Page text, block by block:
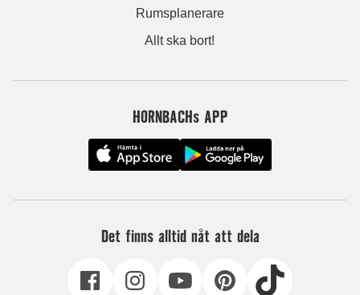
Rumsplanerare
Allt ska bort!
HORNBACHs APP
Det finns alltid nåt att dela